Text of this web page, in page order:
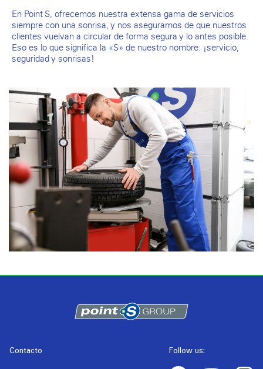
En Point S, ofrecemos nuestra extensa gama de servicios
siempre con una sonrisa, y nos aseguramos de que nuestros
clientes vuelvan a circular de forma segura y lo antes posible.
Eso es lo que significa la «S» de nuestro nombre: ¡servicio,
seguridad y sonrisas!
Contacto Follow us: